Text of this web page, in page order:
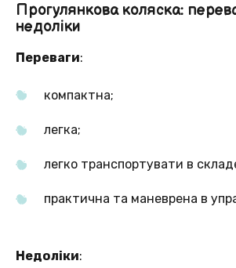
Прогулянкова коляска:
недоліки
Переваги:
компактна;
легка;
легко транспортувати в
практична та маневрена в
Недоліки: